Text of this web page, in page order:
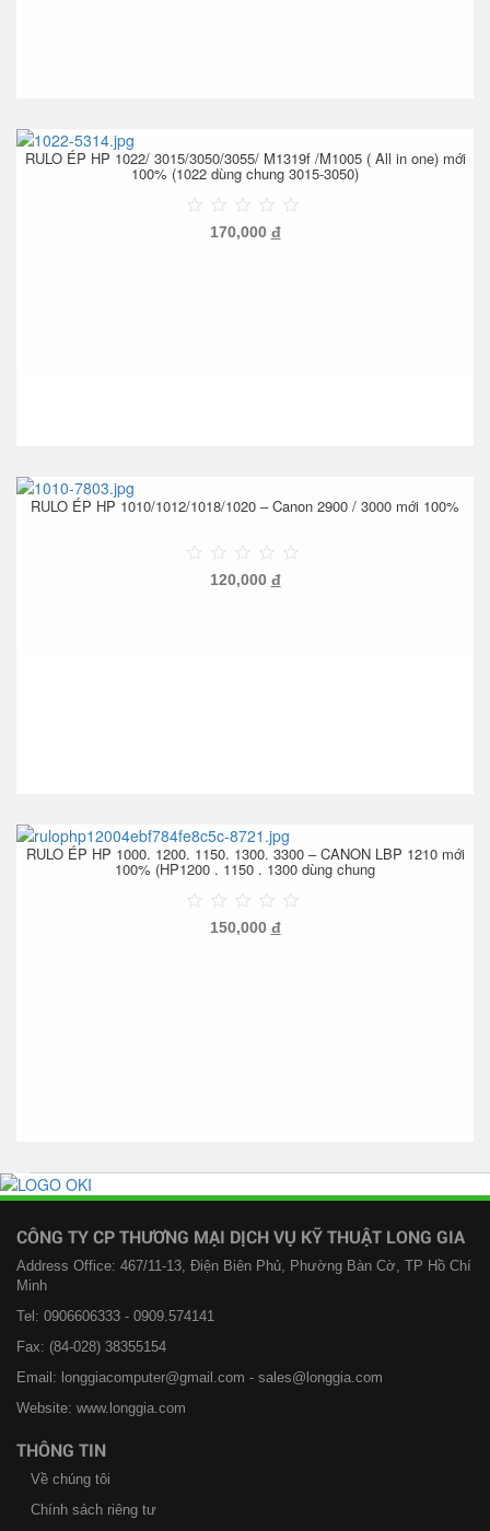
RULO ÉP HP 1022/ 3015/3050/3055/ M1319f /M1005 ( All in one) mới
100% (1022 dùng chung 3015-3050)
170,000 đ
RULO ÉP HP 1010/1012/1018/1020 – Canon 2900 / 3000 mới 100%
120,000 đ
RULO ÉP HP 1000. 1200. 1150. 1300. 3300 – CANON LBP 1210 mới
100% (HP1200 . 1150 . 1300 dùng chung
150,000 đ
CÔNG TY CP THƯƠNG MẠI DỊCH VỤ KỸ THUẬT LONG GIA
Address Office: 467/11-13, Điện Biên Phủ, Phường Bàn Cờ, TP Hồ Chí
Minh
Tel: 0906606333 - 0909.574141
Fax: (84-028) 38355154
Email: longgiacomputer@gmail.com - sales@longgia.com
Website: www.longgia.com
THÔNG TIN
Về chúng tôi
Chính sách riêng tư